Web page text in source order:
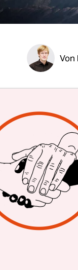
Von
Das
weitere
knapp
Inhaltlich
der Kohle
Denn
SPD-
gerade